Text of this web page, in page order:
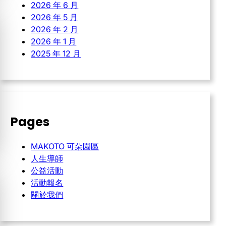
2026 年 6 月
2026 年 5 月
2026 年 2 月
2026 年 1 月
2025 年 12 月
Pages
MAKOTO 可朵園區
人生導師
公益活動
活動報名
關於我們